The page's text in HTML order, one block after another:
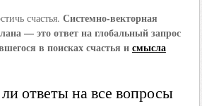
счастья. Системно-векторная
— это ответ на глобальный запрос
в поисках счастья исмысла
ответы на все вопросы